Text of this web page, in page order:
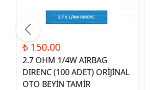
₺ 150.00
2.7 OHM 1/4W AIRBAG
DIRENC (100 ADET) ORİJİNAL
OTO BEYİN TAMİR